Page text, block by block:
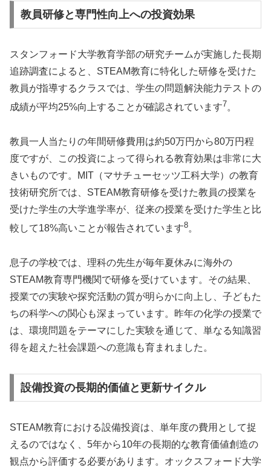
教員研修と専門性向上への投資効果
スタンフォード大学教育学部の研究チームが実施した長期
追跡調査によると、STEAM教育に特化した研修を受けた
教員が指導するクラスでは、学生の問題解決能力テストの
成績が平均25%向上することが確認されています7。
教員一人当たりの年間研修費用は約50万円から80万円程
度ですが、この投資によって得られる教育効果は非常に大
きいものです。MIT（マサチューセッツ工科大学）の教育
技術研究所では、STEAM教育研修を受けた教員の授業を
受けた学生の大学進学率が、従来の授業を受けた学生と比
較して18%高いことが報告されています8。
息子の学校では、理科の先生が毎年夏休みに海外の
STEAM教育専門機関で研修を受けています。その結果、
授業での実験や探究活動の質が明らかに向上し、子どもた
ちの科学への関心も深まっています。昨年の化学の授業で
は、環境問題をテーマにした実験を通じて、単なる知識習
得を超えた社会課題への意識も育まれました。
設備投資の長期的価値と更新サイクル
STEAM教育における設備投資は、単年度の費用として捉
えるのではなく、5年から10年の長期的な教育価値創造の
観点から評価する必要があります。オックスフォード大学